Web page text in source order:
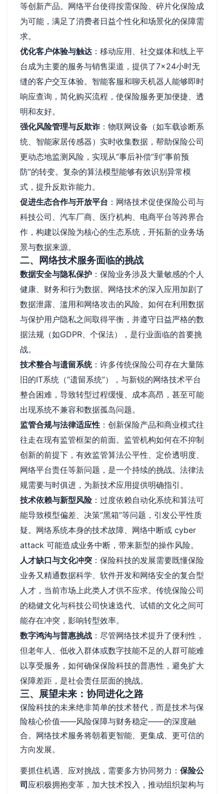
等创新产品。网络平台使得按需保险、碎片化保险成
为可能，满足了消费者日益个性化和场景化的保障需
求。
优化客户体验与触达 ：移动应用、社交媒体和线上平
台成为主要的服务与销售渠道，提供了7×24小时无
缝的客户交互体验。智能客服和聊天机器人能够即时
响应查询，简化购买流程，使保险服务更加便捷、透
明和友好。
强化风险管理与反欺诈 ：物联网设备（如车载诊断系
统、智能家居传感器）实时收集数据，帮助保险公司
更动态地监测风险，实现从“事后补偿”到“事前预
防”的转变。复杂的算法模型能够有效识别异常模
式，提升反欺诈能力。
促进生态合作与开放平台 ：网络技术促使保险公司与
科技公司、汽车厂商、医疗机构、电商平台等跨界合
作，构建以保险为核心的生态系统，开拓新的业务场
景与数据来源。
二、网络技术服务面临的挑战
数据安全与隐私保护 ：保险业务涉及大量敏感的个人
健康、财务和行为数据。网络技术的深入应用加剧了
数据泄露、滥用和网络攻击的风险。如何在利用数据
与保护用户隐私之间取得平衡，并遵守日益严格的数
据法规（如GDPR、个保法），是行业面临的首要挑
战。
技术整合与遗留系统：许多传统保险公司存在大量陈
旧的IT系统（“遗留系统”），与新锐的网络技术平台
整合困难，导致转型过程缓慢、成本高昂，甚至可能
出现系统不兼容和数据孤岛问题。
监管合规与法律适应性 ：创新保险产品和商业模式往
往走在现有监管框架的前面。监管机构如何在不抑制
创新的前提下，有效监管算法公平性、定价透明度、
网络平台责任等新问题，是一个持续的挑战。法律法
规需要与时俱进，为新技术应用提供明确指引。
技术依赖与新型风险：过度依赖自动化系统和算法可
能导致模型偏差、决策“黑箱”等问题，引发公平性质
疑。网络系统本身的技术故障、网络中断或 cyber
attack 可能造成业务中断，带来新型的操作风险。
人才缺口与文化冲突 ：保险科技的发展需要既懂保险
业务又精通数据科学、软件开发和网络安全的复合型
人才，当前市场上此类人才供不应求。传统保险公司
的稳健文化与科技公司快速迭代、试错的文化之间可
能存在冲突，影响转型效率。
数字鸿沟与普惠挑战 ：尽管网络技术提升了便利性，
但老年人、低收入群体或数字技能不足的人群可能难
以享受服务，如何确保保险科技的普惠性，避免扩大
保障差距，是社会责任层面的挑战。
三、展望未来：协同进化之路
保险科技的未来绝非简单的技术替代，而是技术与保
险核心价值——风险保障与财务稳定——的深度融
合。网络技术服务将朝着更智能、更集成、更可信的
方向发展。
要抓住机遇、应对挑战，需要多方协同努力： 保险公
司应积极拥抱变革，加大技术投入，推动组织架构与